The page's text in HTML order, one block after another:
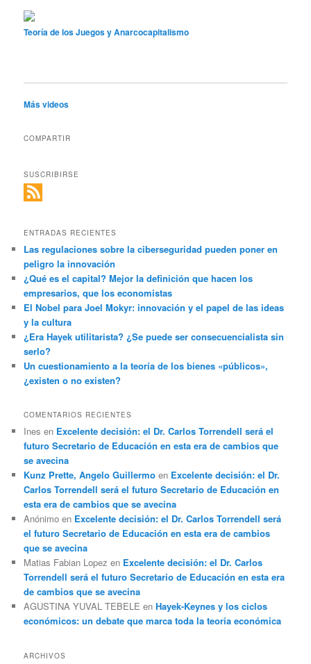
Teoría de los Juegos y Anarcocapitalismo
Más videos
COMPARTIR
SUSCRIBIRSE
ENTRADAS RECIENTES
Las regulaciones sobre la ciberseguridad pueden poner en
peligro la innovación
¿Qué es el capital? Mejor la definición que hacen los
empresarios, que los economistas
El Nobel para Joel Mokyr: innovación y el papel de las ideas
y la cultura
¿Era Hayek utilitarista? ¿Se puede ser consecuencialista sin
serlo?
Un cuestionamiento a la teoría de los bienes «públicos»,
¿existen o no existen?
COMENTARIOS RECIENTES
Ines en Excelente decisión: el Dr. Carlos Torrendell será el
futuro Secretario de Educación en esta era de cambios que
se avecina
Kunz Prette, Angelo Guillermo en Excelente decisión: el Dr.
Carlos Torrendell será el futuro Secretario de Educación en
esta era de cambios que se avecina
Anónimo en Excelente decisión: el Dr. Carlos Torrendell será
el futuro Secretario de Educación en esta era de cambios
que se avecina
Matias Fabian Lopez en Excelente decisión: el Dr. Carlos
Torrendell será el futuro Secretario de Educación en esta era
de cambios que se avecina
AGUSTINA YUVAL TEBELE enHayek-Keynes y los ciclos
económicos: un debate que marca toda la teoría económica
ARCHIVOS